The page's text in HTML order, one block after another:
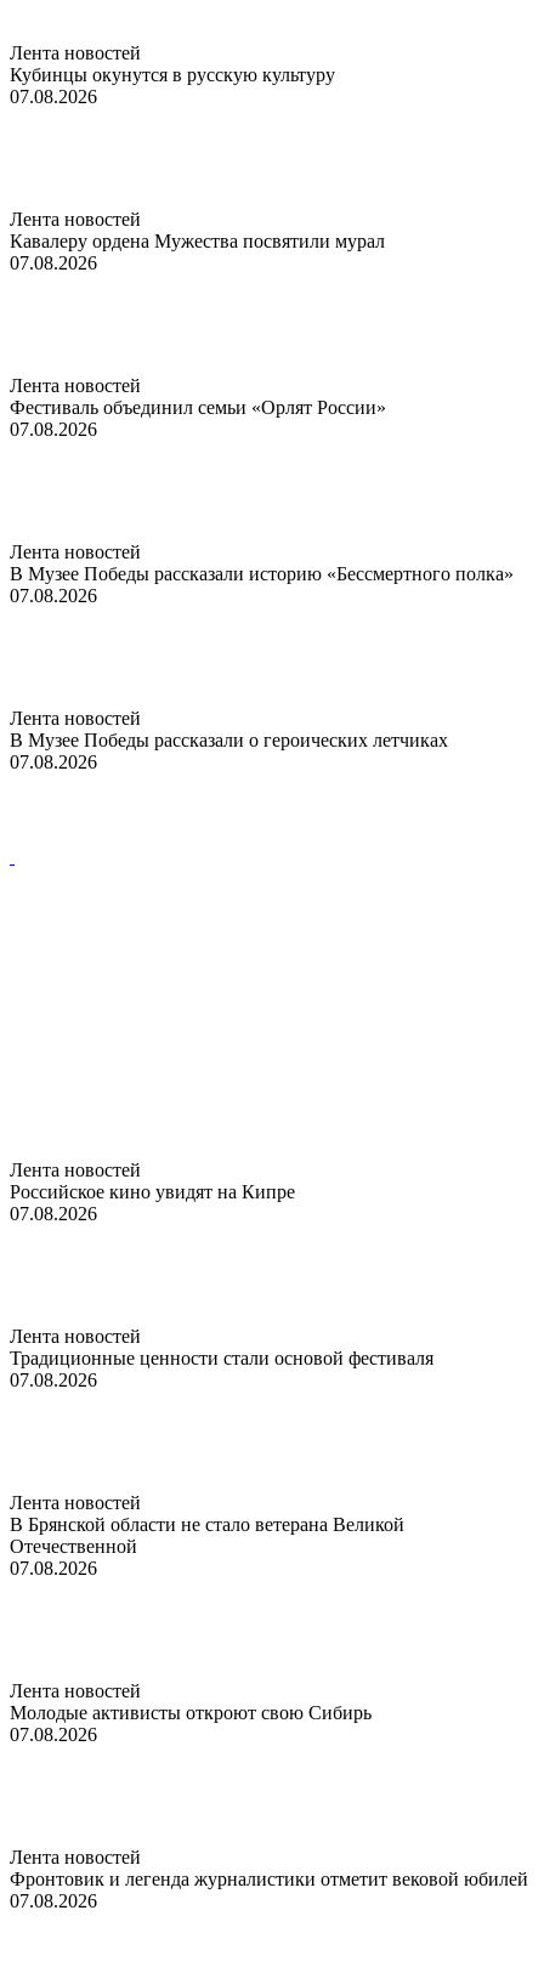
Лента новостей
Кубинцы окунутся в русскую культуру
07.08.2026
Лента новостей
Кавалеру ордена Мужества посвятили мурал
07.08.2026
Лента новостей
Фестиваль объединил семьи «Орлят России»
07.08.2026
Лента новостей
В Музее Победы рассказали историю «Бессмертного полка»
07.08.2026
Лента новостей
В Музее Победы рассказали о героических летчиках
07.08.2026
Лента новостей
Российское кино увидят на Кипре
07.08.2026
Лента новостей
Традиционные ценности стали основой фестиваля
07.08.2026
Лента новостей
В Брянской области не стало ветерана Великой
Отечественной
07.08.2026
Лента новостей
Молодые активисты откроют свою Сибирь
07.08.2026
Лента новостей
Фронтовик и легенда журналистики отметит вековой юбилей
07.08.2026